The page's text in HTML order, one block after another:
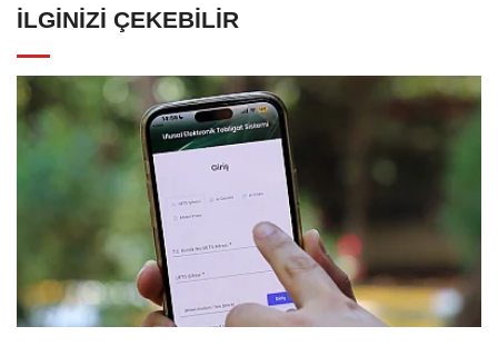
İLGINIZI ÇEKEBILIR